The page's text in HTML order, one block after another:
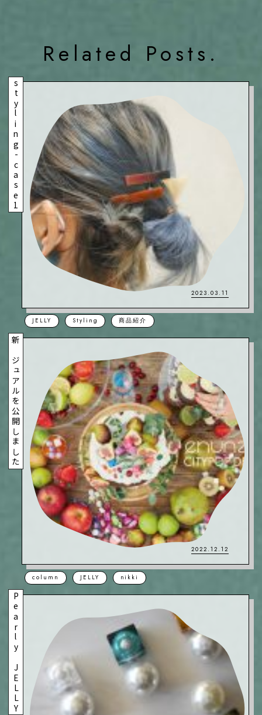
Related Posts.
2023.03.11
styling-case1
JELLY Styling 商品紹介
2022.12.12
新ビジュアルを公開しました
column JELLY nikki
Pearly JELLY